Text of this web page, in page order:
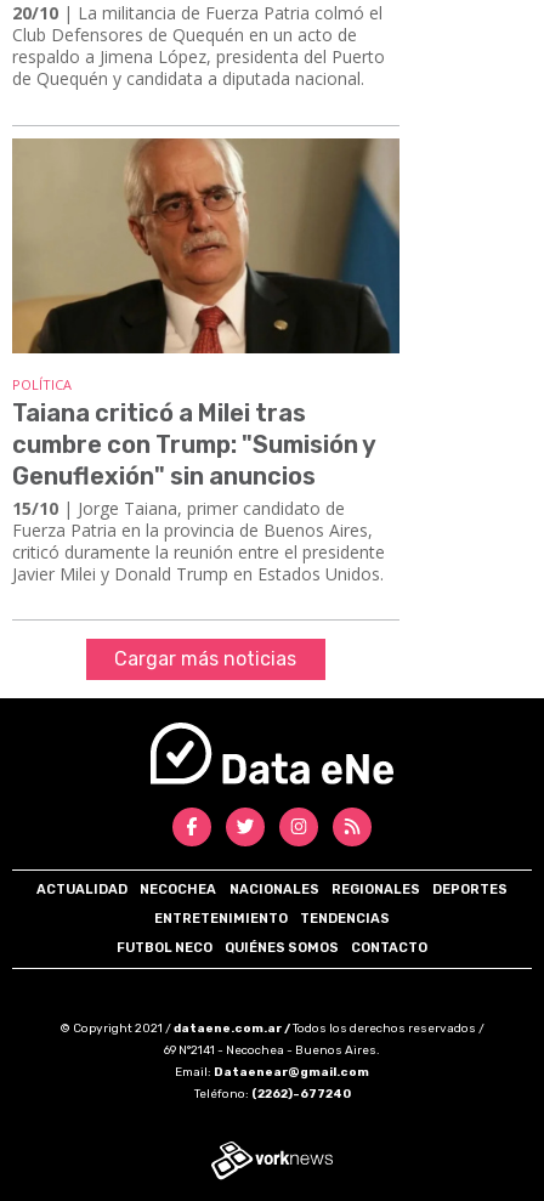
20/10 | La militancia de Fuerza Patria colmó el
Club Defensores de Quequén en un acto de
respaldo a Jimena López, presidenta del Puerto
de Quequén y candidata a diputada nacional.
POLÍTICA
Taiana criticó a Milei tras
cumbre con Trump: "Sumisión y
Genuflexión" sin anuncios
15/10 | Jorge Taiana, primer candidato de
Fuerza Patria en la provincia de Buenos Aires,
criticó duramente la reunión entre el presidente
Javier Milei y Donald Trump en Estados Unidos.
Cargar más noticias
ACTUALIDAD NECOCHEA NACIONALES REGIONALES
DEPORTES
ENTRETENIMIENTO
TENDENCIAS
FUTBOL NECO
QUIÉNES SOMOS CONTACTO
© Copyright 2021 /dataene.com.ar /Todos los derechos reservados /
69 N°2141 - Necochea - Buenos Aires.
Email: Dataenear@gmail.com
Teléfono: (2262)-677240